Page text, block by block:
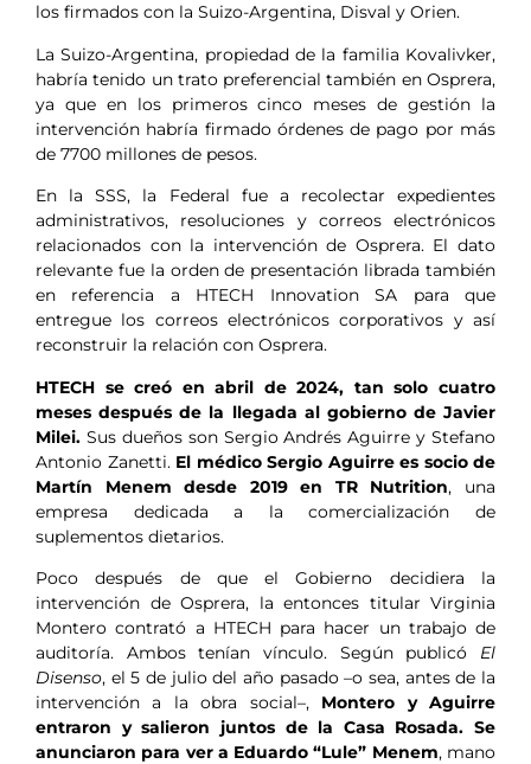
los firmados con la Suizo-Argentina, Disval y Orien.
La Suizo-Argentina, propiedad de la familia Kovalivker,
habría tenido un trato preferencial también en Osprera,
ya que en los primeros cinco meses de gestión la
intervención habría firmado órdenes de pago por más
de 7700 millones de pesos.
En la SSS, la Federal fue a recolectar expedientes
administrativos, resoluciones y correos electrónicos
relacionados con la intervención de Osprera. El dato
relevante fue la orden de presentación librada también
en referencia a HTECH Innovation SA para que
entregue los correos electrónicos corporativos y así
reconstruir la relación con Osprera.
HTECH se creó en abril de 2024, tan solo cuatro
meses después de la llegada al gobierno de Javier
Milei. Sus dueños son Sergio Andrés Aguirre y Stefano
Antonio Zanetti. El médico Sergio Aguirre es socio de
Martín Menem desde 2019 en TR Nutrition, una
empresa dedicada a la comercialización de
suplementos dietarios.
Poco después de que el Gobierno decidiera la
intervención de Osprera, la entonces titular Virginia
Montero contrató a HTECH para hacer un trabajo de
auditoría. Ambos tenían vínculo. Según publicó El
Disenso, el 5 de julio del año pasado –o sea, antes de la
intervención a la obra social–, Montero y Aguirre
entraron y salieron juntos de la Casa Rosada. Se
anunciaron para ver a Eduardo “Lule” Menem, mano